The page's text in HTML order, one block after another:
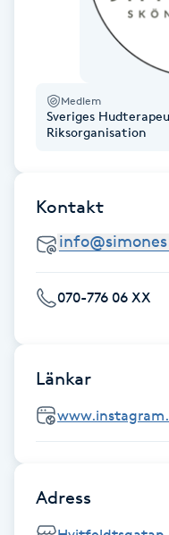
IPL hårborttagning
IR-massage
Japansk massage
Katun fransar
Kemisk peeling
Keratinbehandling
Medlem
Sveriges
Riksorganisation
Kontakt
070-776 06 XX
Länkar
Adress